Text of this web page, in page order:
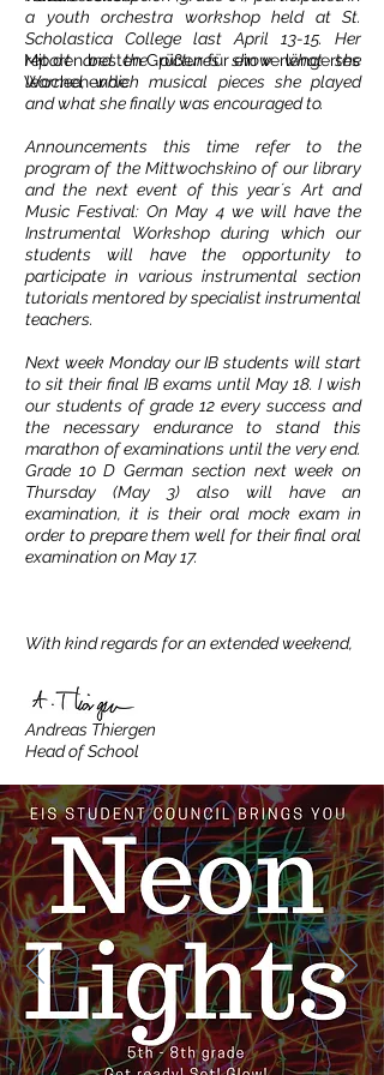
Mit den besten Grüßen für ein verlängertes
Wochenende
a youth orchestra workshop held at St.
Scholastica College last April 13-15. Her
report and the pictures show what she
learned, which musical pieces she played
and what she finally was encouraged to.
Announcements this time refer to the
program of the Mittwochskino of our library
and the next event of this year´s Art and
Music Festival: On May 4 we will have the
Instrumental Workshop during which our
students will have the opportunity to
participate in various instrumental section
tutorials mentored by specialist instrumental
teachers.
Next week Monday our IB students will start
to sit their final IB exams until May 18. I wish
our students of grade 12 every success and
the necessary endurance to stand this
marathon of examinations until the very end.
Grade 10 D German section next week on
Thursday (May 3) also will have an
examination, it is their oral mock exam in
order to prepare them well for their final oral
examination on May 17.
With kind regards for an extended weekend,
Andreas Thiergen
Head of School